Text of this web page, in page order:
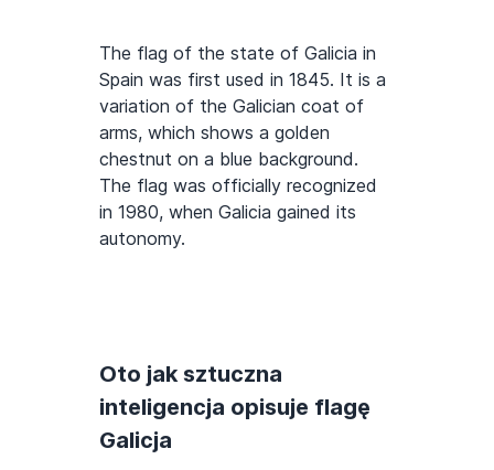
The flag of the state of Galicia in
Spain was first used in 1845. It is a
variation of the Galician coat of
arms, which shows a golden
chestnut on a blue background.
The flag was officially recognized
in 1980, when Galicia gained its
autonomy.
Oto jak sztuczna
inteligencja opisuje flagę
Galicja